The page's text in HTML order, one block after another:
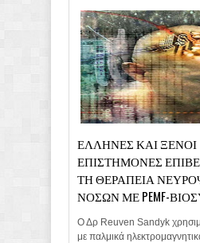
ΕΛΛΗΝΕΣ ΚΑΙ ΞΕΝΟΙ
ΕΠΙΣΤΗΜΟΝΕΣ
ΤΗ ΘΕΡΑΠΕΙΑ
ΝΟΣΩΝ ΜΕ PEMF-
Ο Δρ Reuven Sandyk
με παλμικά